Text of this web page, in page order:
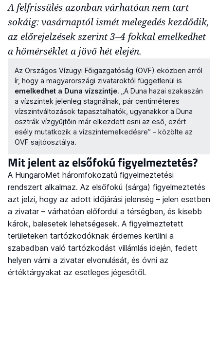
A felfrissülés azonban várhatóan nem tart
sokáig: vasárnaptól ismét melegedés kezdődik,
az előrejelzések szerint 3–4 fokkal emelkedhet
a hőmérséklet a jövő hét elején.
Az Országos Vízügyi Főigazgatóság (OVF) eközben arról
ír, hogy a magyarországi zivataroktól függetlenül is
emelkedhet a Duna vízszintje. „A Duna hazai szakaszán
a vízszintek jelenleg stagnálnak, pár centiméteres
vízszintváltozások tapasztalhatók, ugyanakkor a Duna
osztrák vízgyűjtőin már elkezdett esni az eső, ezért
esély mutatkozik a vízszintemelkedésre” – közölte az
OVF sajtóosztálya.
Mit jelent az elsőfokú figyelmeztetés?
A HungaroMet háromfokozatú figyelmeztetési
rendszert alkalmaz. Az elsőfokú (sárga) figyelmeztetés
azt jelzi, hogy az adott időjárási jelenség – jelen esetben
a zivatar – várhatóan előfordul a térségben, és kisebb
károk, balesetek lehetségesek. A figyelmeztetett
területeken tartózkodóknak érdemes kerülni a
szabadban való tartózkodást villámlás idején, fedett
helyen várni a zivatar elvonulását, és óvni az
értéktárgyakat az esetleges jégesőtől.